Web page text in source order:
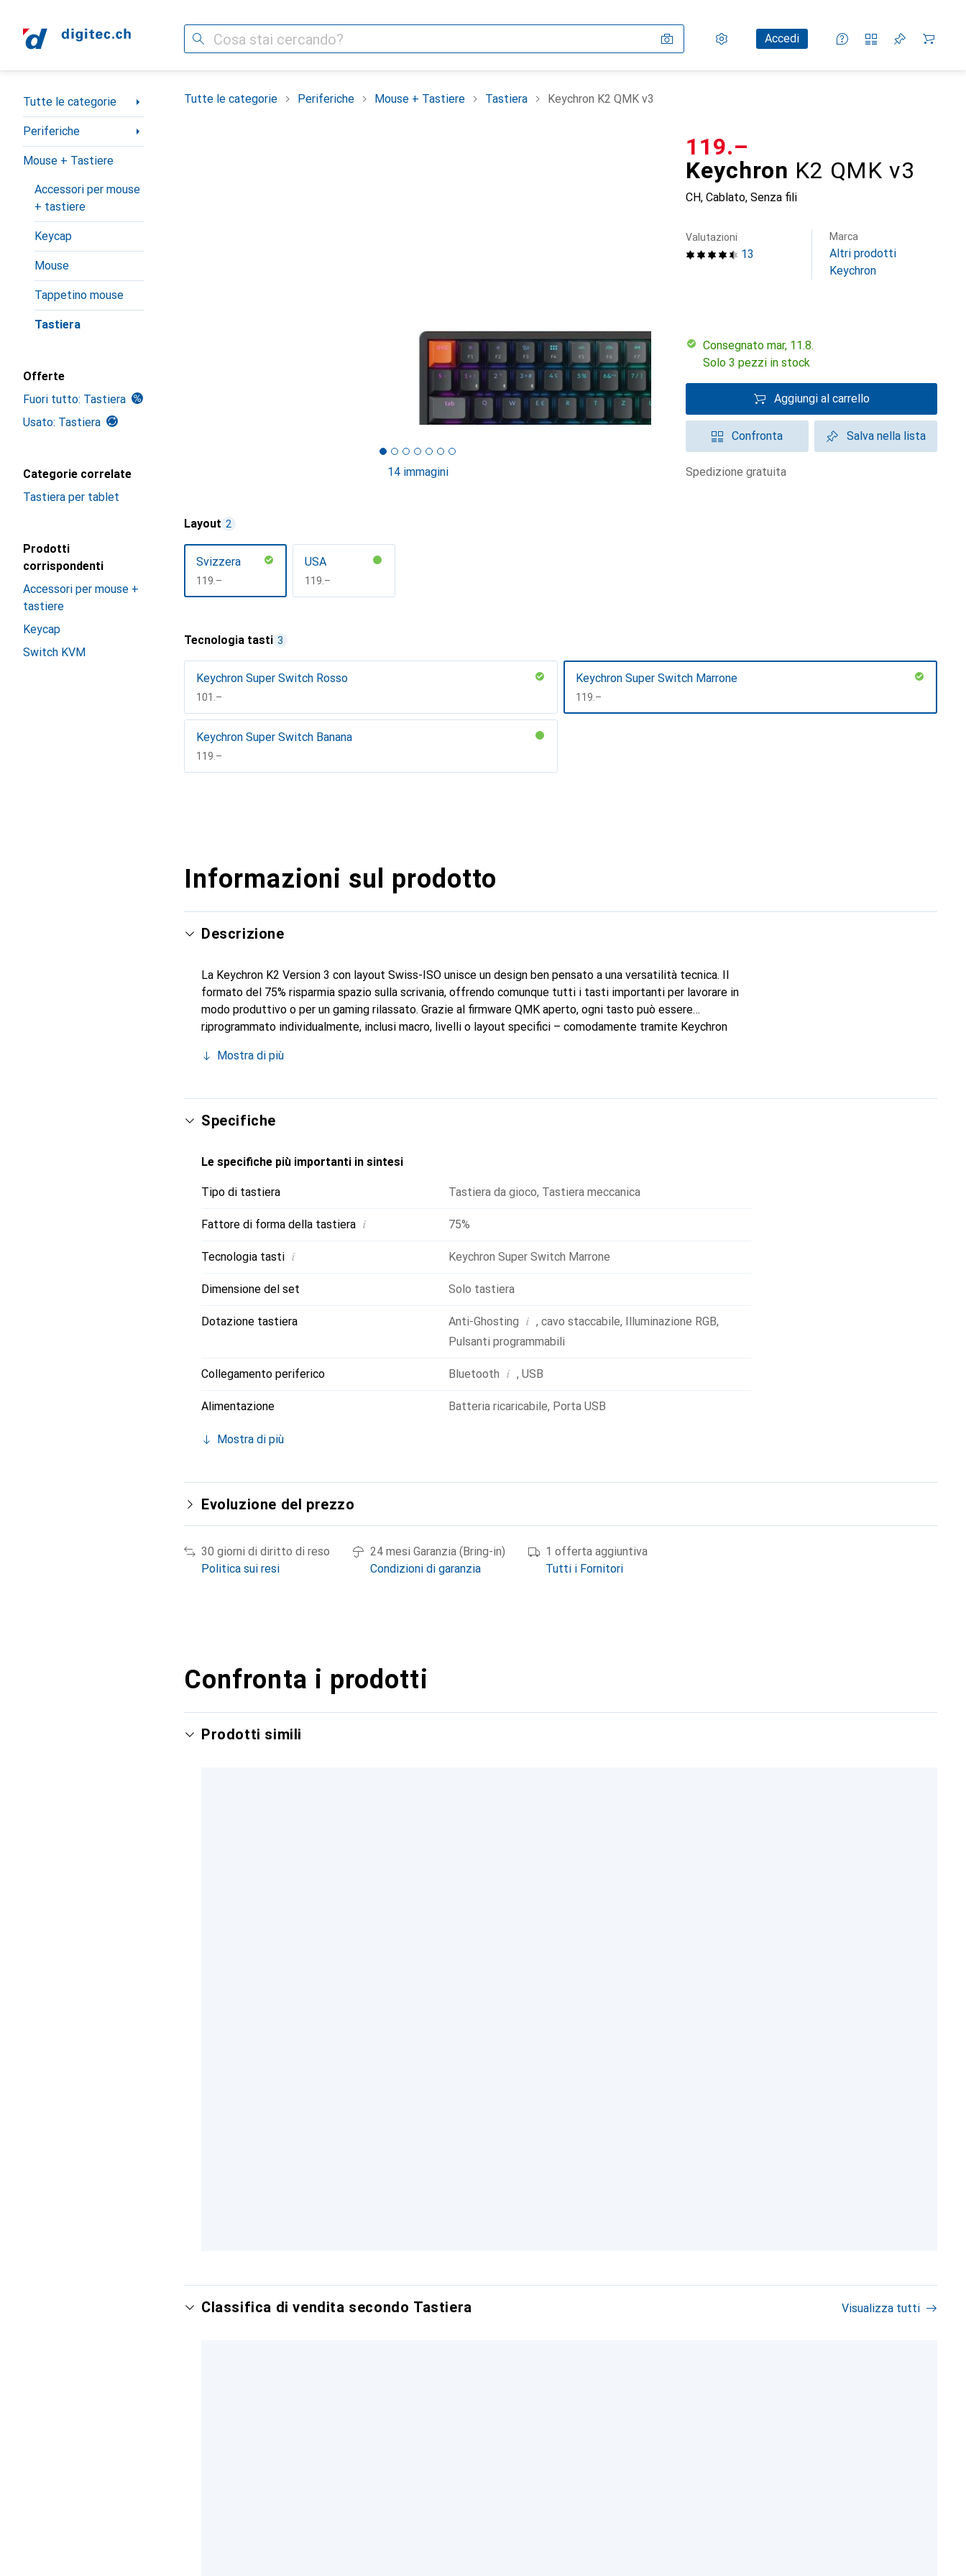
Cerca Impostazioni
Conto clienteAccedi
Liste di confronto
Liste dei desideri
Carrello
Categoria Navigazione
Tutte le categorie
Periferiche
Mouse + Tastiere
Accessori per mouse
+ tastiere
Keycap
Mouse
Tappetino mouse
Tastiera
Offerte
Fuori tutto: Tastiera
Usato: Tastiera
Categorie correlate
Tastiera per tablet
Prodotti
corrispondenti
Accessori per mouse +
tastiere
Keycap
Switch KVM
Tutte le categorie Periferiche Mouse + Tastiere Tastiera Keychron K2 QMK v3
14 immagini
Keychron K2 QMK v3
CH, Cablato, Senza fili
CHF
119.–
13
Valutazioni Marca
Altri prodotti
Keychron
Consegnato mar, 11.8.
Solo 3 pezzi in stock
Aggiungi al carrello
Confronta Salva nella lista
spedizione gratuita
Layout 2
Svizzera
CHF
119.–
USA
CHF
119.–
Tecnologia tasti 3
Keychron Super Switch Rosso
CHF
101.–
Keychron Super Switch Marrone
CHF
119.–
Keychron Super Switch Banana
CHF
119.–
Informazioni sul prodotto
Descrizione
La Keychron K2 Version 3 con layout Swiss-ISO unisce un design ben pensato a una versatilità tecnica. Il
formato del 75% risparmia spazio sulla scrivania, offrendo comunque tutti i tasti importanti per lavorare in
modo produttivo o per un gaming rilassato. Grazie al firmware QMK aperto, ogni tasto può essere
riprogrammato individualmente, inclusi macro, livelli o layout specifici – comodamente tramite Keychron
modalità wireless tramite Bluetooth 5.2 che cablato tramite USB-C ed è compatibile con macOS, Windows e
Mostra di più
Specifiche
Le specifiche più importanti in sintesi
Tipo di tastiera Tastiera da gioco, Tastiera meccanica
Fattore di forma della tastiera i 75%
Tecnologia tasti i Keychron Super Switch Marrone
Dimensione del set Solo tastiera
Dotazione tastiera Anti-Ghosting i , cavo staccabile, Illuminazione RGB,
Pulsanti programmabili
Collegamento periferico Bluetooth i , USB
Alimentazione Batteria ricaricabile, Porta USB
Mostra di più
Evoluzione del prezzo
30 giorni di diritto di reso
Politica sui resi
24 mesi Garanzia (Bring-in)
Condizioni di garanzia
1 offerta aggiuntiva
Tutti i Fornitori
Confronta i prodotti
Prodotti simili
Classifica di vendita secondo Tastiera Visualizza tutti